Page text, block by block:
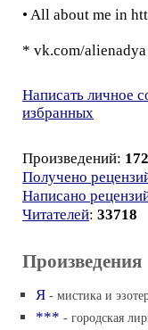
• All about me in
* vk.com/alienadya
Написать личное
избранных
Произведений: 172
Получено
Написано
Читателей: 33718
Произведения
Я - мистика и
*** - городская